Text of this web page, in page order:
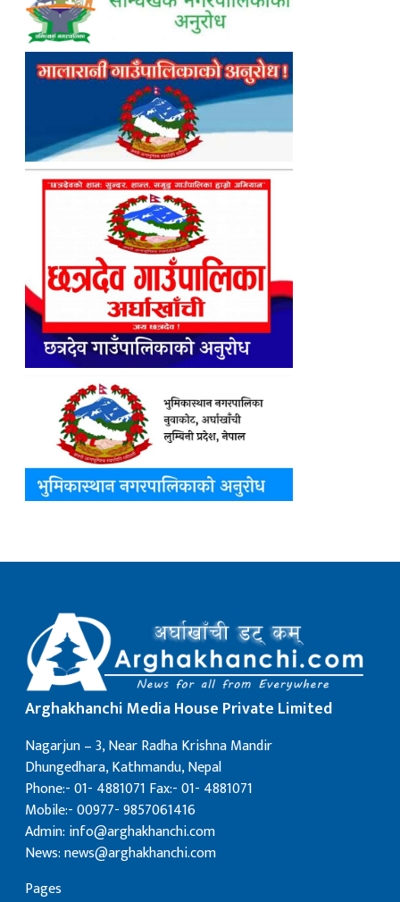
Arghakhanchi Media House Private Limited
Nagarjun – 3, Near Radha Krishna Mandir
Dhungedhara, Kathmandu, Nepal
Phone:- 01- 4881071 Fax:- 01- 4881071
Mobile:- 00977- 9857061416
Admin: info@arghakhanchi.com
News: news@arghakhanchi.com
Pages